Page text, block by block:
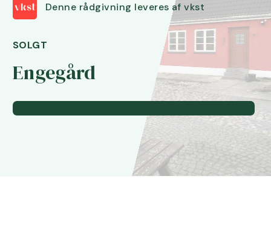
Denne rådgivning leveres af vkst
SOLGT
Engegård